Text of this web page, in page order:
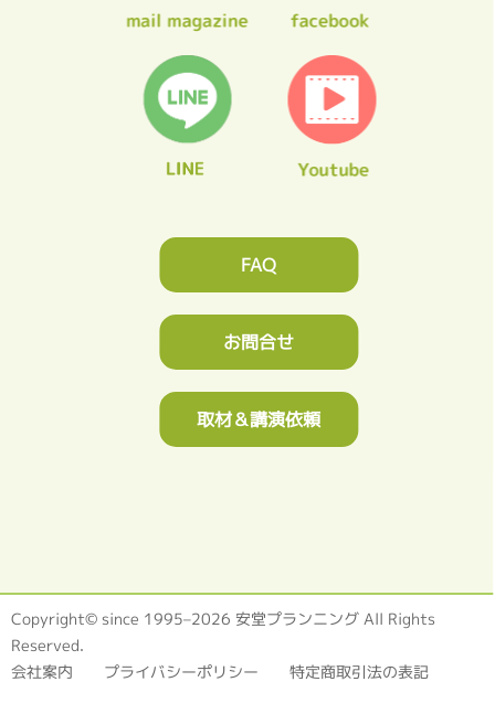
FAQ
お問合せ
取材＆講演依頼
Copyright© since 1995–2026 安堂プランニング All Rights
Reserved.
会社案内 プライバシーポリシー 特定商取引法の表記